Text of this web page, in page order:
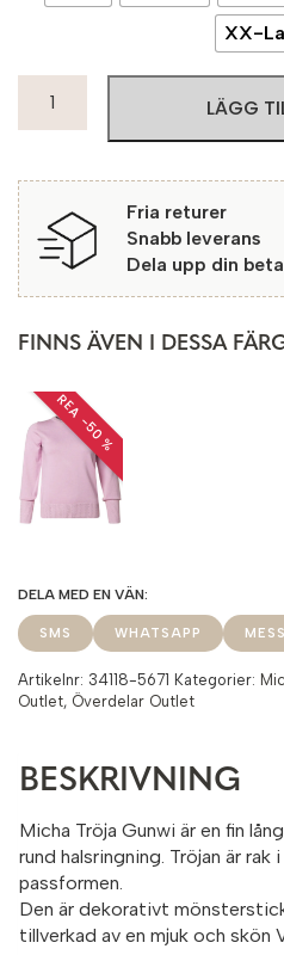
XX-
Tröja
Pink
mängd
LÄGG
Fria returer
Snabb leverans
Dela upp din
FINNS ÄVEN I DESSA
REA −50 %
SMS WHATSAPP
Artikelnr: 34118-5671 Kategorier:
Outlet, Överdelar Outlet
BESKRIVNING
Micha Tröja Gunwi är en fin
rund halsringning. Tröjan är rak
passformen.
Den är dekorativt
tillverkad av en mjuk och skön